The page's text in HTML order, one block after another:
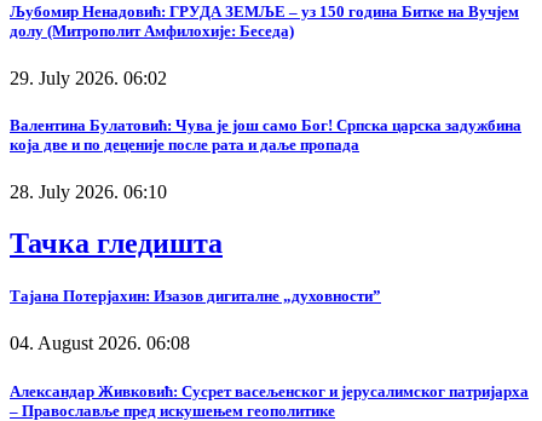
Љубомир Ненадовић: ГРУДА ЗЕМЉЕ – уз 150 година Битке на Вучјем
долу (Митрополит Амфилохије: Беседа)
29. July 2026. 06:02
Валентина Булатовић: Чува је још само Бог! Српска царска задужбина
која две и по деценије после рата и даље пропада
28. July 2026. 06:10
Тачка гледишта
Тајана Потерјахин: Изазов дигиталне „духовности”
04. August 2026. 06:08
Александар Живковић: Сусрет васељенског и јерусалимског патријарха
– Православље пред искушењем геополитике